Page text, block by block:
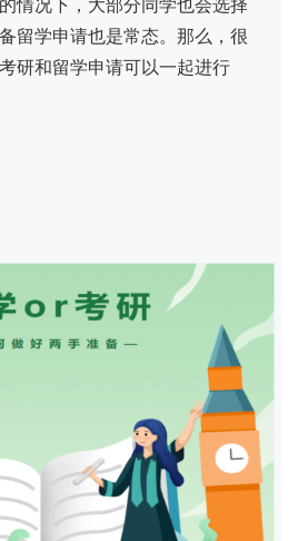
留学申请也是常态。那么，很
研和留学申请可以一起进行